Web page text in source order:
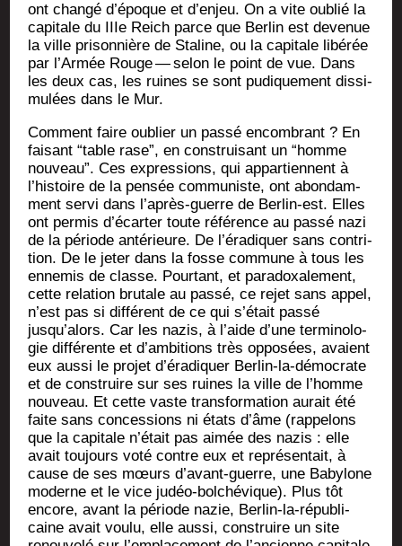
ont chan­gé d’époque et d’enjeu. On a vite oublié la
capi­tale du IIIe Reich parce que Ber­lin est deve­nue
la ville pri­son­nière de Sta­line, ou la capi­tale libé­rée
par l’Armée Rouge — selon le point de vue. Dans
les deux cas, les ruines se sont pudi­que­ment dis­si­
mu­lées dans le Mur.
Com­ment faire oublier un pas­sé encom­brant ? En
fai­sant “table rase”, en construi­sant un “homme
nou­veau”. Ces expres­sions, qui appar­tiennent à
l’histoire de la pen­sée com­mu­niste, ont abon­dam­
ment ser­vi dans l’après-guerre de Ber­lin-est. Elles
ont per­mis d’écarter toute réfé­rence au pas­sé nazi
de la période anté­rieure. De l’éradiquer sans contri­
tion. De le jeter dans la fosse com­mune à tous les
enne­mis de classe. Pour­tant, et para­doxa­le­ment,
cette rela­tion bru­tale au pas­sé, ce rejet sans appel,
n’est pas si dif­fé­rent de ce qui s’était pas­sé
jusqu’alors. Car les nazis, à l’aide d’une ter­mi­no­lo­
gie dif­fé­rente et d’ambitions très oppo­sées, avaient
eux aus­si le pro­jet d’éradiquer Ber­lin-la-démo­crate
et de construire sur ses ruines la ville de l’homme
nou­veau. Et cette vaste trans­for­ma­tion aurait été
faite sans conces­sions ni états d’âme (rap­pe­lons
que la capi­tale n’était pas aimée des nazis : elle
avait tou­jours voté contre eux et repré­sen­tait, à
cause de ses mœurs d’avant-guerre, une Baby­lone
moderne et le vice judéo-bol­ché­vique). Plus tôt
encore, avant la période nazie, Ber­lin-la-répu­bli­
caine avait vou­lu, elle aus­si, construire un site